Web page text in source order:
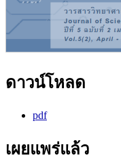
ดาวน์โหลด
pdf
เผยแพร่แล้ว